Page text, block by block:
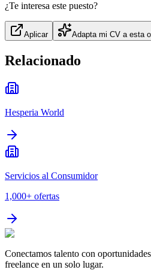
¿Te interesa este puesto?
Aplicar Adapta mi CV a esta
Relacionado
Hesperia World
Servicios al Consumidor
1,000+ ofertas
Conectamos talento con
freelance en un solo lugar.